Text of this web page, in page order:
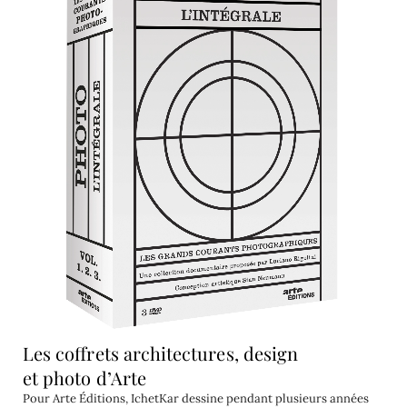
Les coffrets architectures, design
et photo d’Arte
Pour Arte Éditions, IchetKar dessine pendant plusieurs années